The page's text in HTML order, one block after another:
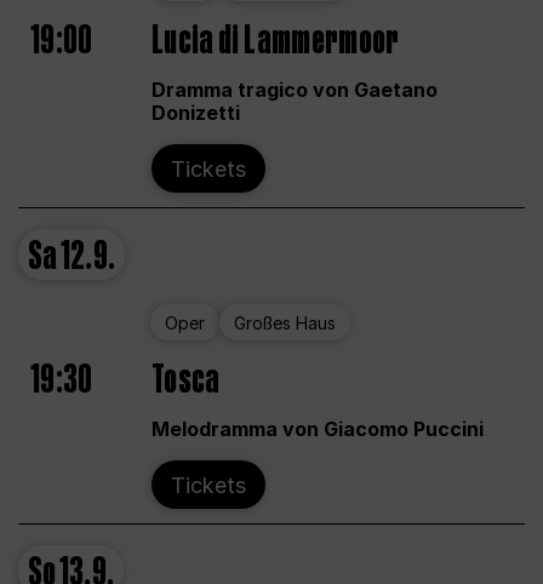
19:00 Lucia di Lammermoor
Dramma tragico von Gaetano
Donizetti
Tickets
Sa12.9.
Oper Großes Haus
19:30 Tosca
Melodramma von Giacomo Puccini
Tickets